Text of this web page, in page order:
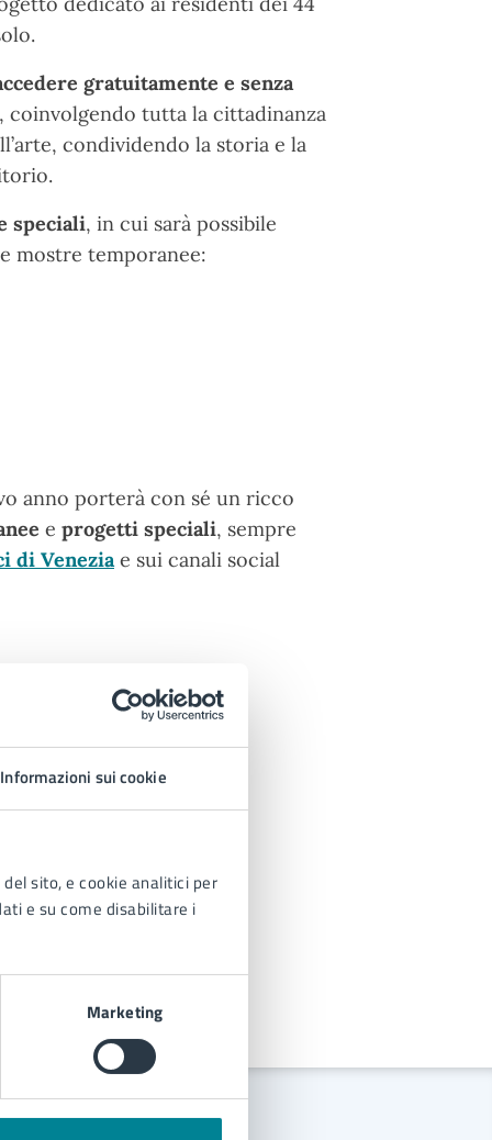
Informazioni sui cookie
sito, e cookie analitici per
e su come disabilitare i
Marketing
gratuitamente e senza
, coinvolgendo tutta la cittadinanza
condividendo la storia e la
speciali, in cui sarà possibile
mostre temporanee:
anno porterà con sé un ricco
e progetti speciali, sempre
di Venezia e sui canali social